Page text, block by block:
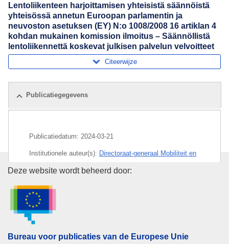
Lentoliikenteen harjoittamisen yhteisistä säännöistä
yhteisössä annetun Euroopan parlamentin ja
neuvoston asetuksen (EY) N:o 1008/2008 16 artiklan 4
kohdan mukainen komission ilmoitus – Säännöllistä
lentoliikennettä koskevat julkisen palvelun velvoitteet
Citeerwijze
Publicatiegegevens
Publicatiedatum: 2024-03-21
Institutionele auteur(s): Directoraat-generaal Mobiliteit en
Vervoer
Europese Commissie
Onderwerp:
algemeen belang
luchtvervoer
Portugal
CELEX : 52024XC02357
Bureau voor publicaties van de
Deze website wordt beheerd door:
Bureau voor publicaties van de Europese Unie